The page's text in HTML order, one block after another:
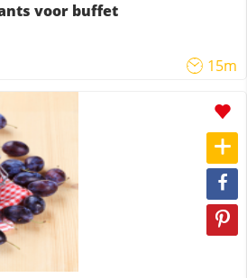
voor buffet
15m